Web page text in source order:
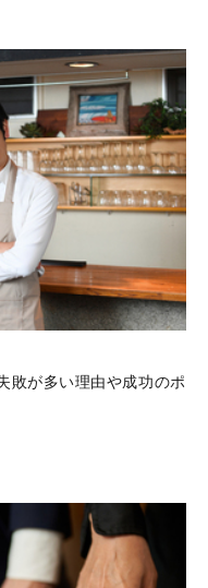
敗が多い理由や成功のポ